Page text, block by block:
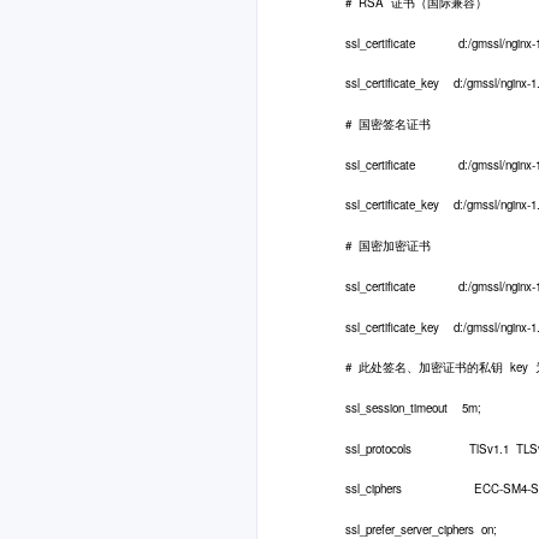
ssl_certificate d:/gmssl/nginx-
ssl_certificate_key d:/gmssl/nginx-
# 国密签名证书
ssl_certificate d:/gmssl/nginx-
ssl_certificate_key d:/gmssl/nginx-
# 国密加密证书
ssl_certificate d:/gmssl/nginx-
ssl_certificate_key d:/gmssl/nginx-
# 此处签名、加密证书的私钥 key
ssl_session_timeout 5m;
ssl_protocols TlSv1.1
ssl_ciphers ECC-SM4-
ssl_prefer_server_ciphers on;